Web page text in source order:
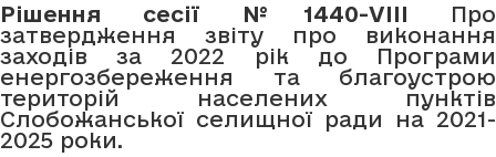
Рішення сесії №1440-VIII Про
затвердження звіту про виконання
заходів за 2022 рік до Програми
енергозбереження та благоустрою
територій населених пунктів
Слобожанської селищної ради на 2021-
2025 роки.